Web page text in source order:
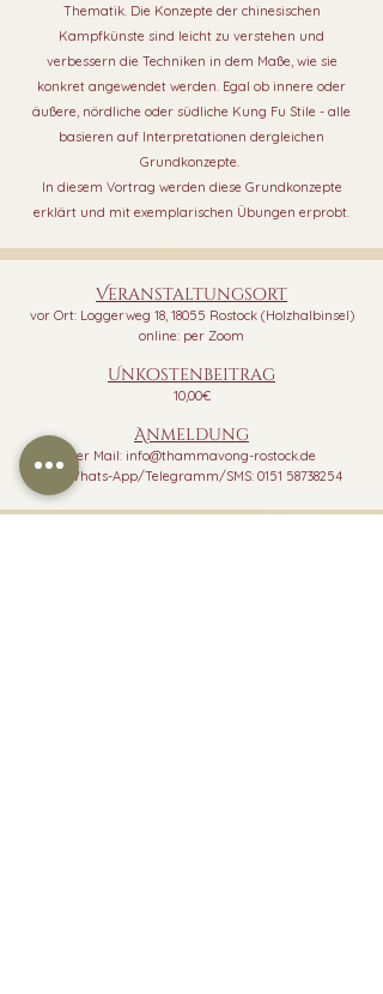
Thematik. Die Konzepte der chinesischen
Kampfkünste sind leicht zu verstehen und
verbessern die Techniken in dem Maße, wie sie
konkret angewendet werden. Egal ob innere oder
äußere, nördliche oder südliche Kung Fu Stile - alle
basieren auf Interpretationen dergleichen
Grundkonzepte.
In diesem Vortrag werden diese Grundkonzepte
erklärt und mit exemplarischen Übungen erprobt.
Veranstaltungsort
vor Ort: Loggerweg 18, 18055 Rostock (Holzhalbinsel)
online: per Zoom
Unkostenbeitrag
10,00€
Anmeldung
per Mail: info@thammavong-rostock.de
per Whats-App/Telegramm/SMS: 0151 58738254